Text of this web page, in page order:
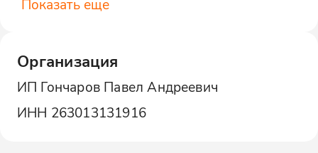
Показать еще
Организация
ИП Гончаров Павел Андреевич
ИНН 263013131916